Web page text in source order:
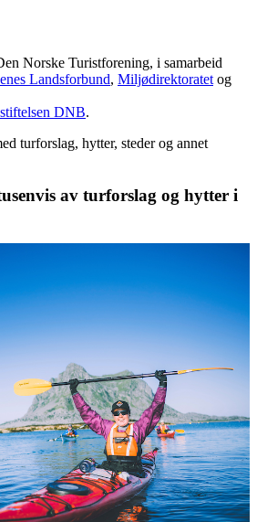
Norske Turistforening, i samarbeid
Landsforbund, Miljødirektoratet og
DNB.
turforslag, hytter, steder og annet
av turforslag og hytter i